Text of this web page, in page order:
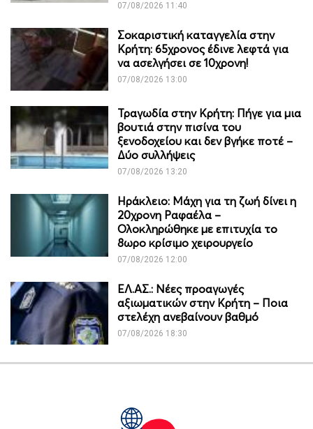
07/08/2026 11:40
Σοκαριστική καταγγελία στην
Κρήτη: 65χρονος έδινε λεφτά για
να ασελγήσει σε 10χρονη!
07/08/2026 13:00
Τραγωδία στην Κρήτη: Πήγε για μια
βουτιά στην πισίνα του
ξενοδοχείου και δεν βγήκε ποτέ –
Δύο συλλήψεις
07/08/2026 13:20
Ηράκλειο: Μάχη για τη ζωή δίνει η
20χρονη Ραφαέλα –
Ολοκληρώθηκε με επιτυχία το
8ωρο κρίσιμο χειρουργείο
07/08/2026 12:00
ΕΛ.ΑΣ.: Νέες προαγωγές
αξιωματικών στην Κρήτη – Ποια
στελέχη ανεβαίνουν βαθμό
07/08/2026 18:30